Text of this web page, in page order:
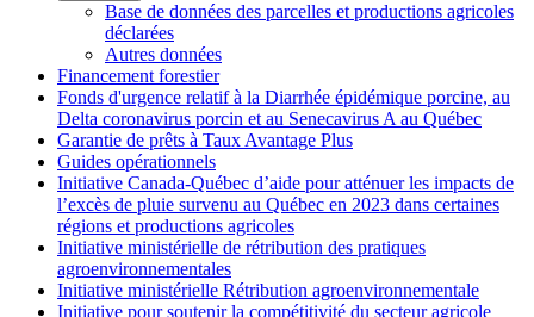
Base de données des parcelles et productions agricoles
déclarées
Autres données
Financement forestier
Fonds d'urgence relatif à la Diarrhée épidémique porcine, au
Delta coronavirus porcin et au Senecavirus A au Québec
Garantie de prêts à Taux Avantage Plus
Guides opérationnels
Initiative Canada-Québec d’aide pour atténuer les impacts de
l’excès de pluie survenu au Québec en 2023 dans certaines
régions et productions agricoles
Initiative ministérielle de rétribution des pratiques
agroenvironnementales
Initiative ministérielle Rétribution agroenvironnementale
Initiative pour soutenir la compétitivité du secteur agricole